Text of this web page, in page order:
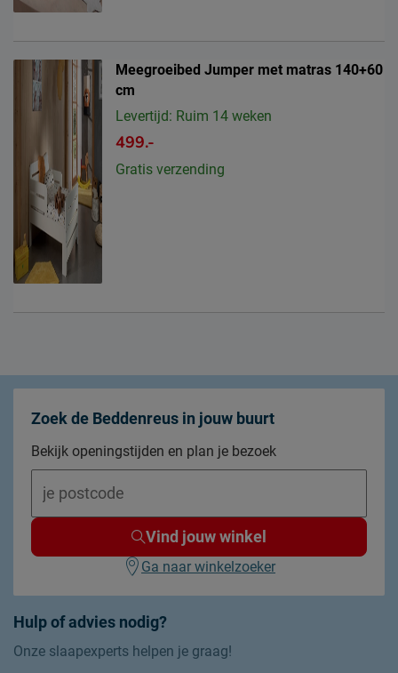
Meegroeibed Jumper met matras 140+60
cm
Levertijd: Ruim 14 weken
499.-
Gratis verzending
Hulp of advies nodig?
Onze slaapexperts helpen je graag!
Zoek de Beddenreus in jouw buurt
Bekijk openingstijden en plan je bezoek
Vind jouw winkel
Ga naar winkelzoeker